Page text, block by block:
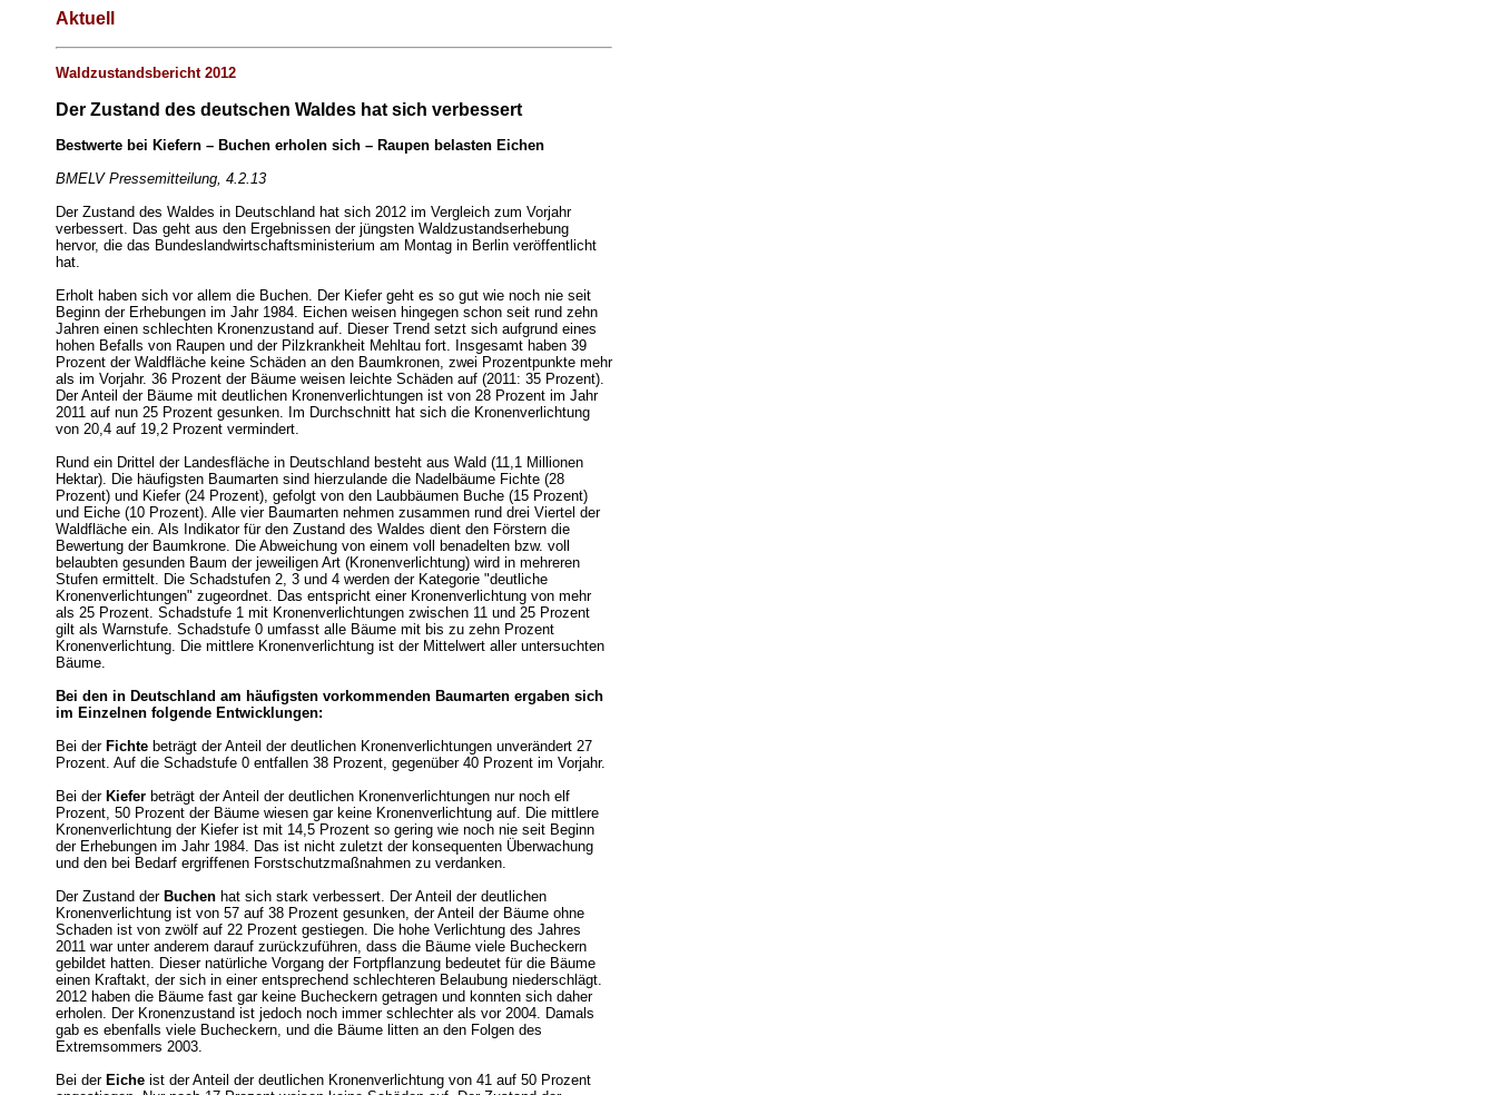
Aktuell
Waldzustandsbericht 2012
Der Zustand des deutschen Waldes hat sich verbessert
Bestwerte bei Kiefern – Buchen erholen sich – Raupen belasten Eichen
BMELV Pressemitteilung, 4.2.13
Der Zustand des Waldes in Deutschland hat sich 2012 im Vergleich zum Vorjahr
verbessert. Das geht aus den Ergebnissen der jüngsten Waldzustandserhebung
hervor, die das Bundeslandwirtschaftsministerium am Montag in Berlin veröffentlicht
hat.
Erholt haben sich vor allem die Buchen. Der Kiefer geht es so gut wie noch nie seit
Beginn der Erhebungen im Jahr 1984. Eichen weisen hingegen schon seit rund zehn
Jahren einen schlechten Kronenzustand auf. Dieser Trend setzt sich aufgrund eines
hohen Befalls von Raupen und der Pilzkrankheit Mehltau fort. Insgesamt haben 39
Prozent der Waldfläche keine Schäden an den Baumkronen, zwei Prozentpunkte mehr
als im Vorjahr. 36 Prozent der Bäume weisen leichte Schäden auf (2011: 35 Prozent).
Der Anteil der Bäume mit deutlichen Kronenverlichtungen ist von 28 Prozent im Jahr
2011 auf nun 25 Prozent gesunken. Im Durchschnitt hat sich die Kronenverlichtung
von 20,4 auf 19,2 Prozent vermindert.
Rund ein Drittel der Landesfläche in Deutschland besteht aus Wald (11,1 Millionen
Hektar). Die häufigsten Baumarten sind hierzulande die Nadelbäume Fichte (28
Prozent) und Kiefer (24 Prozent), gefolgt von den Laubbäumen Buche (15 Prozent)
und Eiche (10 Prozent). Alle vier Baumarten nehmen zusammen rund drei Viertel der
Waldfläche ein. Als Indikator für den Zustand des Waldes dient den Förstern die
Bewertung der Baumkrone. Die Abweichung von einem voll benadelten bzw. voll
belaubten gesunden Baum der jeweiligen Art (Kronenverlichtung) wird in mehreren
Stufen ermittelt. Die Schadstufen 2, 3 und 4 werden der Kategorie "deutliche
Kronenverlichtungen" zugeordnet. Das entspricht einer Kronenverlichtung von mehr
als 25 Prozent. Schadstufe 1 mit Kronenverlichtungen zwischen 11 und 25 Prozent
gilt als Warnstufe. Schadstufe 0 umfasst alle Bäume mit bis zu zehn Prozent
Kronenverlichtung. Die mittlere Kronenverlichtung ist der Mittelwert aller untersuchten
Bäume.
Bei den in Deutschland am häufigsten vorkommenden Baumarten ergaben sich
im Einzelnen folgende Entwicklungen:
Bei der Fichte beträgt der Anteil der deutlichen Kronenverlichtungen unverändert 27
Prozent. Auf die Schadstufe 0 entfallen 38 Prozent, gegenüber 40 Prozent im Vorjahr.
Bei der Kiefer beträgt der Anteil der deutlichen Kronenverlichtungen nur noch elf
Prozent, 50 Prozent der Bäume wiesen gar keine Kronenverlichtung auf. Die mittlere
Kronenverlichtung der Kiefer ist mit 14,5 Prozent so gering wie noch nie seit Beginn
der Erhebungen im Jahr 1984. Das ist nicht zuletzt der konsequenten Überwachung
und den bei Bedarf ergriffenen Forstschutzmaßnahmen zu verdanken.
Der Zustand der Buchen hat sich stark verbessert. Der Anteil der deutlichen
Kronenverlichtung ist von 57 auf 38 Prozent gesunken, der Anteil der Bäume ohne
Schaden ist von zwölf auf 22 Prozent gestiegen. Die hohe Verlichtung des Jahres
2011 war unter anderem darauf zurückzuführen, dass die Bäume viele Bucheckern
gebildet hatten. Dieser natürliche Vorgang der Fortpflanzung bedeutet für die Bäume
einen Kraftakt, der sich in einer entsprechend schlechteren Belaubung niederschlägt.
2012 haben die Bäume fast gar keine Bucheckern getragen und konnten sich daher
erholen. Der Kronenzustand ist jedoch noch immer schlechter als vor 2004. Damals
gab es ebenfalls viele Bucheckern, und die Bäume litten an den Folgen des
Extremsommers 2003.
Bei der Eiche ist der Anteil der deutlichen Kronenverlichtung von 41 auf 50 Prozent